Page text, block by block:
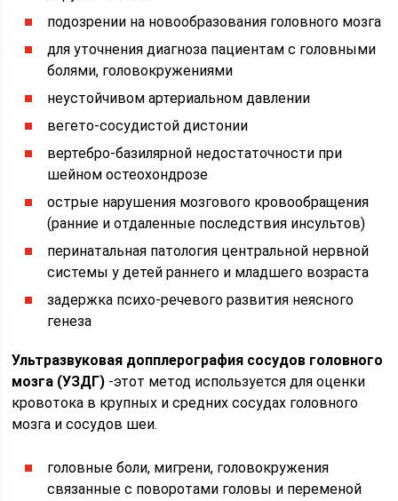
подозрении на новообразования головного мозга
для уточнения диагноза пациентам с головными
болями, головокружениями
неустойчивом артериальном давлении
вегето-сосудистой дистонии
вертебро-базилярной недостаточности при
шейном остеохондрозе
острые нарушения мозгового кровообращения
(ранние и отдаленные последствия инсультов)
перинатальная патология центральной нервной
системы у детей раннего и младшего возраста
задержка психо-речевого развития неясного
генеза
Ультразвуковая допплерография сосудов головного
мозга (УЗДГ) -этот метод используется для оценки
кровотока в крупных и средних сосудах головного
мозга и сосудов шеи.
головные боли, мигрени, головокружения
связанные с поворотами головы и переменой